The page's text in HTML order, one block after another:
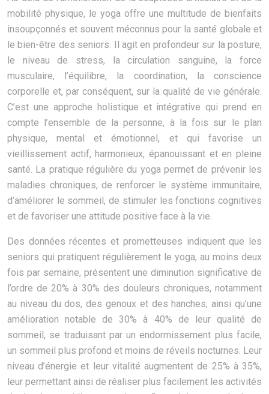
mobilité physique, le yoga offre une multitude de bienfaits
insoupçonnés et souvent méconnus pour la santé globale et
le bien-être des seniors. Il agit en profondeur sur la posture,
le niveau de stress, la circulation sanguine, la force
musculaire, l’équilibre, la coordination, la conscience
corporelle et, par conséquent, sur la qualité de vie générale.
C’est une approche holistique et intégrative qui prend en
compte l’ensemble de la personne, à la fois sur le plan
physique, mental et émotionnel, et qui favorise un
vieillissement actif, harmonieux, épanouissant et en pleine
santé. La pratique régulière du yoga permet de prévenir les
maladies chroniques, de renforcer le système immunitaire,
d’améliorer le sommeil, de stimuler les fonctions cognitives
et de favoriser une attitude positive face à la vie.
Des données récentes et prometteuses indiquent que les
seniors qui pratiquent régulièrement le yoga, au moins deux
fois par semaine, présentent une diminution significative de
l’ordre de 20% à 30% des douleurs chroniques, notamment
au niveau du dos, des genoux et des hanches, ainsi qu’une
amélioration notable de 30% à 40% de leur qualité de
sommeil, se traduisant par un endormissement plus facile,
un sommeil plus profond et moins de réveils nocturnes. Leur
niveau d’énergie et leur vitalité augmentent de 25% à 35%,
leur permettant ainsi de réaliser plus facilement les activités